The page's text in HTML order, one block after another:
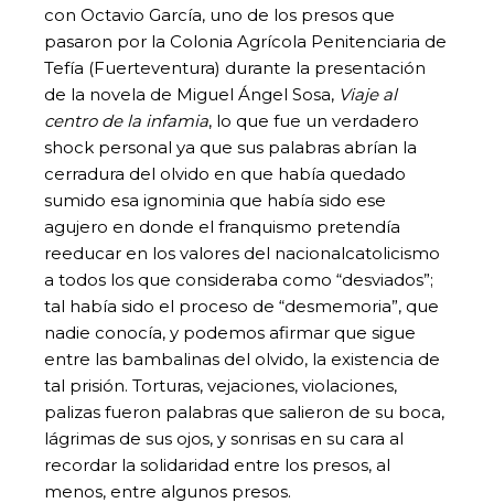
con Octavio García, uno de los presos que
pasaron por la Colonia Agrícola Penitenciaria de
Tefía (Fuerteventura) durante la presentación
de la novela de Miguel Ángel Sosa, Viaje al
centro de la infamia, lo que fue un verdadero
shock personal ya que sus palabras abrían la
cerradura del olvido en que había quedado
sumido esa ignominia que había sido ese
agujero en donde el franquismo pretendía
reeducar en los valores del nacionalcatolicismo
a todos los que consideraba como “desviados”;
tal había sido el proceso de “desmemoria”, que
nadie conocía, y podemos afirmar que sigue
entre las bambalinas del olvido, la existencia de
tal prisión. Torturas, vejaciones, violaciones,
palizas fueron palabras que salieron de su boca,
lágrimas de sus ojos, y sonrisas en su cara al
recordar la solidaridad entre los presos, al
menos, entre algunos presos.